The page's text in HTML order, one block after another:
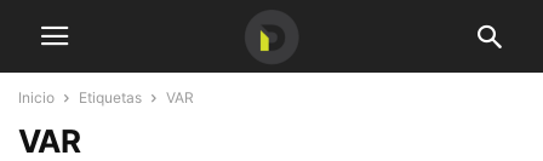
Inicio Etiquetas VAR
VAR